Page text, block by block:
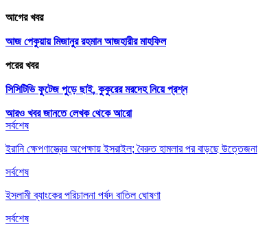
আগের খবর
আজ পেকুয়ায় মিজানুর রহমান আজহারীর মাহফিল
পরের খবর
সিসিটিভি ফুটেজ পুড়ে ছাই, কুকুরের মরদেহ নিয়ে প্রশ্ন
আরও খবর জানতে লেখক থেকে আরো
সর্বশেষ
ইরানি ক্ষেপণাস্ত্রের অপেক্ষায় ইসরাইল; বৈরুত হামলার পর বাড়ছে উত্তেজনা
সর্বশেষ
ইসলামী ব্যাংকের পরিচালনা পর্ষদ বাতিল ঘোষণা
সর্বশেষ